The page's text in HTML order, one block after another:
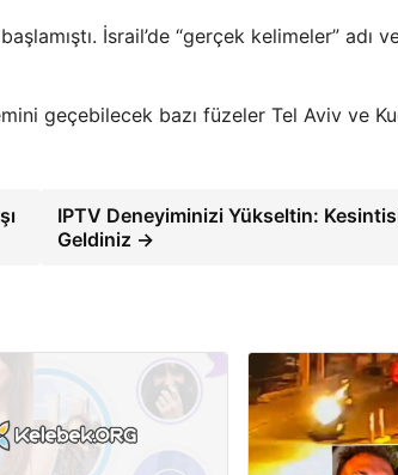
İsrail’de “gerçek kelimeler” adı
geçebilecek bazı füzeler Tel Aviv ve
IPTV Deneyiminizi Yükseltin:
Geldiniz →